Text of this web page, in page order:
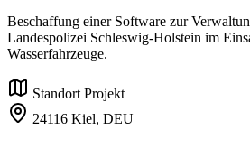
Beschaffung einer Software zur
Landespolizei Schleswig-Holstein im
Wasserfahrzeuge.
Standort Projekt
24116 Kiel, DEU